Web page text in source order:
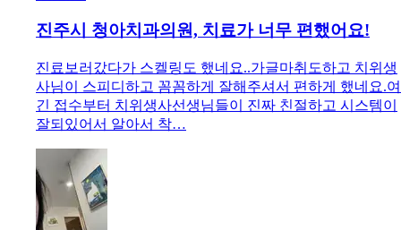
진주시 청아치과의원, 치료가 너무 편했어요!
진료보러갔다가 스켈링도 했네요..가글마취도하고 치위생
사님이 스피디하고 꼼꼼하게 잘해주셔서 편하게 했네요.여
긴 접수부터 치위생사선생님들이 진짜 친절하고 시스템이
잘되있어서 알아서 착…